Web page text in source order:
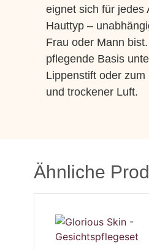
eignet sich für jedes
Hauttyp –
Frau oder Mann
pflegende Basis
Lippenstift oder
und trockener Luft.
Ähnliche